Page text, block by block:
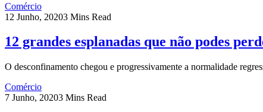
Comércio
12 Junho, 20203 Mins Read
12 grandes esplanadas que não podes
O desconfinamento chegou e progressivamente a normalidade
Comércio
7 Junho, 20203 Mins Read